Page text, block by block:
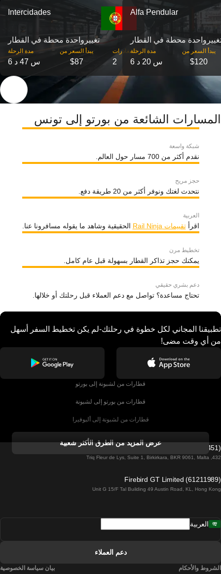
Intercidades
تغییرواحدة محطة في القطار
مدة الرحلة
6 س 47 د
‎يبدأ السعر من
$87
‎المغادرات
2
Alfa Pendular
محطة في القطار
مدة الرحلة
6 س 20 د
‎يبدأ السعر من
$120
المسارات الشائعة من بورتو إلى تونس
شبكة واسعة
نقدم أكثر من 700 مسار حول العالم.
حجز مريح
نتحدث لغتك ونوفر أكثر من 20 طريقة دفع.
العربية
اقرأتقييمات Rail Ninja الحقيقية وشاهد ما يقوله مسافرونا عنا.
تخطيط مرن
يمكنك حجز تذاكر القطار بسهولة قبل عام كامل.
دعم بشري حقيقي
تحتاج مساعدة؟ تواصل مع دعم العملاء قبل رحلتك أو خلالها.
تطبيقنا المجاني لكل خطوة في رحلتك-لم يكن تخطيط السفر أسهل
من أي وقت مضى!
قطارات من لشبونة إلى بورتو
قطارات من بورتو إلى لشبونة
قطارات من لشبونة إلى ألبوفيرا
قطارات من ألبوفيرا إلى لشبونة
قطارات من لشبونة إلى لاغوس
قطارات من لشبونة إلى مدريد
عرض المزيد من الطرق الأكثر شعبية
Firebird GT Limited (OC 1451)
432, Triq Fleur de Lys, Suite 1, Birkirkara, BKR 9061, Malta
Firebird GT Limited (61211989)
Unit G 15/F Tal Building 49 Austin Road, KL, Hong Kong
العربية
دعم العملاء
الشروط والأحكام بيان سياسة الخصوصية